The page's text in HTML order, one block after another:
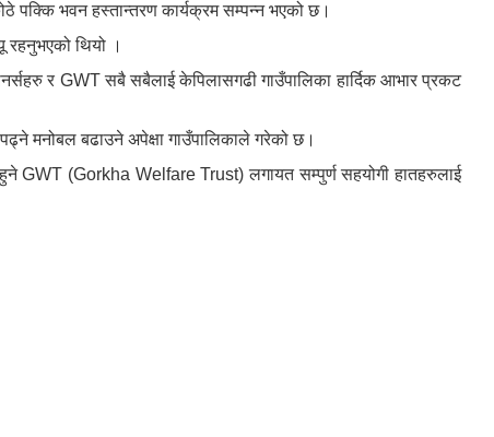
पक्कि भवन हस्तान्तरण कार्यक्रम सम्पन्न भएको छ।
रहनुभएको थियो ।
र GWT सबै सबैलाई केपिलासगढी गाउँपालिका हार्दिक आभार प्रकट
मनोबल बढाउने अपेक्षा गाउँपालिकाले गरेको छ।
GWT (Gorkha Welfare Trust) लगायत सम्पुर्ण सहयोगी हातहरुलाई